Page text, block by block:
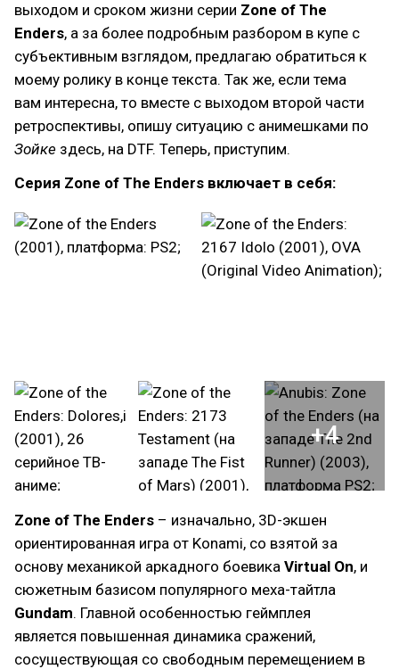
выходом и сроком жизни серии Zone of The
Enders, а за более подробным разбором в купе с
субъективным взглядом, предлагаю обратиться к
моему ролику в конце текста. Так же, если тема
вам интересна, то вместе с выходом второй части
ретроспективы, опишу ситуацию с анимешками по
Зойке здесь, на DTF. Теперь, приступим.
Серия Zone of The Enders включает в себя:
+4
Zone of The Enders – изначально, 3D-экшен
ориентированная игра от Konami, со взятой за
основу механикой аркадного боевика Virtual On, и
сюжетным базисом популярного меха-тайтла
Gundam. Главной особенностью геймплея
является повышенная динамика сражений,
сосуществующая со свободным перемещением в